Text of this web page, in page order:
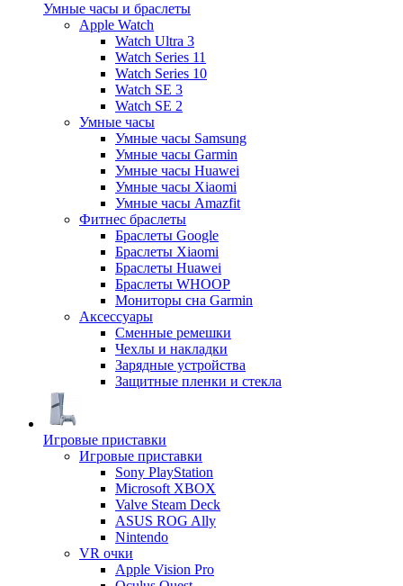
Умные часы и браслеты
Apple Watch
Watch Ultra 3
Watch Series 11
Watch Series 10
Watch SE 3
Watch SE 2
Умные часы
Умные часы Samsung
Умные часы Garmin
Умные часы Huawei
Умные часы Xiaomi
Умные часы Amazfit
Фитнес браслеты
Браслеты Google
Браслеты Xiaomi
Браслеты Huawei
Браслеты WHOOP
Мониторы сна Garmin
Аксессуары
Сменные ремешки
Чехлы и накладки
Зарядные устройства
Защитные пленки и стекла
Игровые приставки
Игровые приставки
Sony PlayStation
Microsoft XBOX
Valve Steam Deck
ASUS ROG Ally
Nintendo
VR очки
Apple Vision Pro